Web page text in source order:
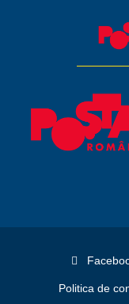
Politica de